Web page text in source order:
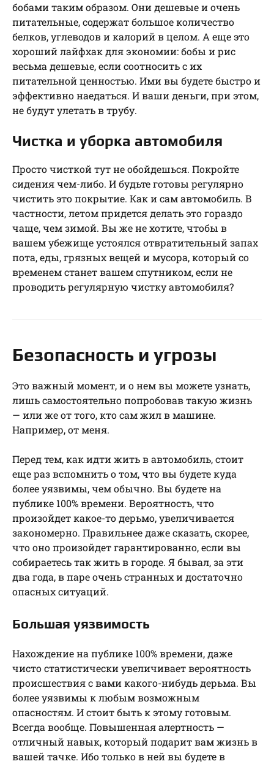
бобами таким образом. Они дешевые и очень
питательные, содержат большое количество
белков, углеводов и калорий в целом. А еще это
хороший лайфхак для экономии: бобы и рис
весьма дешевые, если соотносить с их
питательной ценностью. Ими вы будете быстро и
эффективно наедаться. И ваши деньги, при этом,
не будут улетать в трубу.
Чистка и уборка автомобиля
Просто чисткой тут не обойдешься. Покройте
сидения чем-либо. И будьте готовы регулярно
чистить это покрытие. Как и сам автомобиль. В
частности, летом придется делать это гораздо
чаще, чем зимой. Вы же не хотите, чтобы в
вашем убежище устоялся отвратительный запах
пота, еды, грязных вещей и мусора, который со
временем станет вашем спутником, если не
проводить регулярную чистку автомобиля?
Безопасность и угрозы
Это важный момент, и о нем вы можете узнать,
лишь самостоятельно попробовав такую жизнь
— или же от того, кто сам жил в машине.
Например, от меня.
Перед тем, как идти жить в автомобиль, стоит
еще раз вспомнить о том, что вы будете куда
более уязвимы, чем обычно. Вы будете на
публике 100% времени. Вероятность, что
произойдет какое-то дерьмо, увеличивается
закономерно. Правильнее даже сказать, скорее,
что оно произойдет гарантированно, если вы
собираетесь так жить в городе. Я бывал, за эти
два года, в паре очень странных и достаточно
опасных ситуаций.
Большая уязвимость
Нахождение на публике 100% времени, даже
чисто статистически увеличивает вероятность
происшествия с вами какого-нибудь дерьма. Вы
более уязвимы к любым возможным
опасностям. И стоит быть к этому готовым.
Всегда вообще. Повышенная алертность —
отличный навык, который подарит вам жизнь в
вашей тачке. Ибо только в ней вы будете в